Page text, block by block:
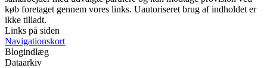
køb foretaget gennem vores links. Uautoriseret brug af indholdet er
ikke tilladt.
Links på siden
Navigationskort
Blogindlæg
Dataarkiv